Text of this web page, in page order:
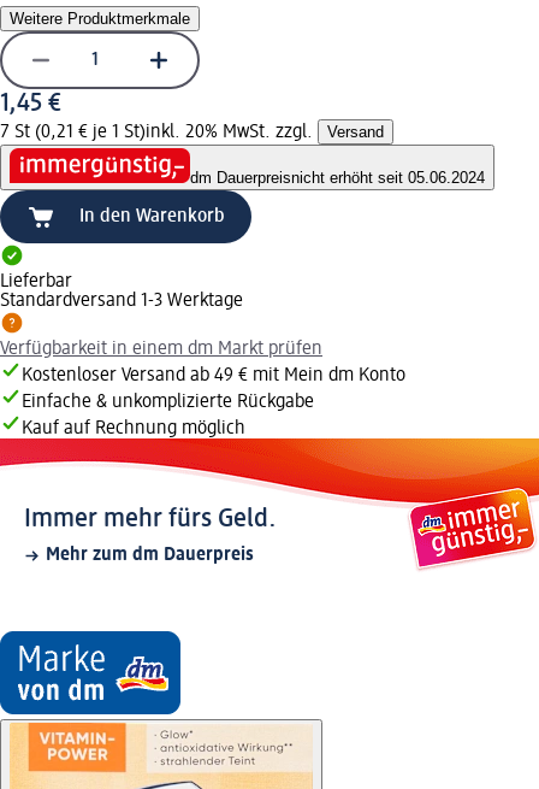
Weitere Produktmerkmale
1,45 €
7 St (0,21 € je 1 St)inkl. 20% MwSt. zzgl. Versand
dm Dauerpreisnicht erhöht seit 05.06.2024
In den Warenkorb
Lieferbar
Standardversand 1-3 Werktage
Verfügbarkeit in einem dm Markt prüfen
Kostenloser Versand ab 49 € mit Mein dm Konto
Einfache & unkomplizierte Rückgabe
Kauf auf Rechnung möglich
Immer mehr fürs Geld.
Mehr zum dm Dauerpreis